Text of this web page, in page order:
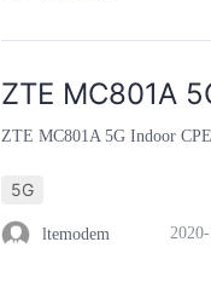
ZTE MC801A
ZTE MC801A 5G Indoor
5G
ltemodem